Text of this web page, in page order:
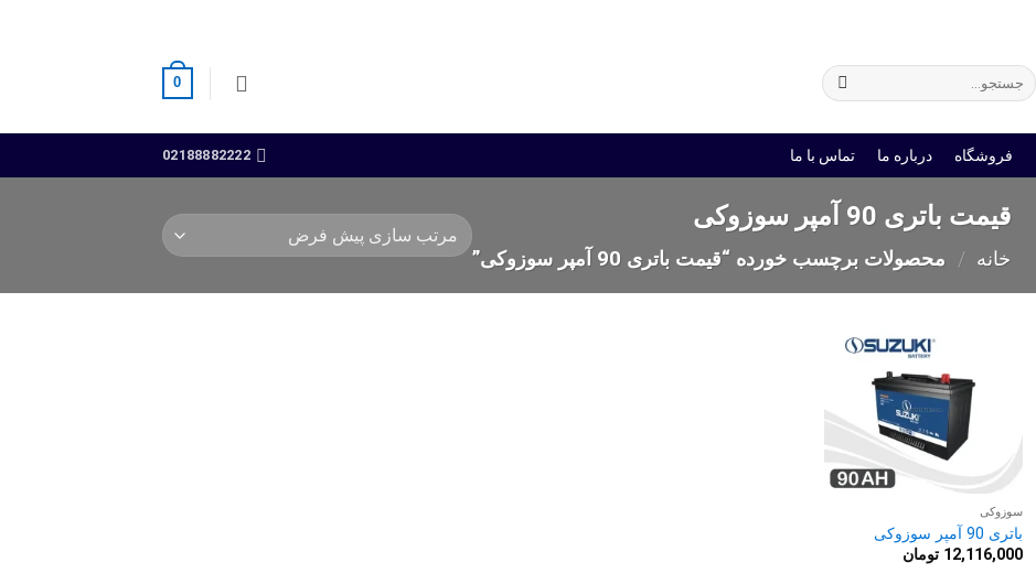
جستجو
برای:
0
فروشگاه درباره ما تماس با ما 02188882222
قیمت باتری 90 آمپر سوزوکی
خانه / محصولات برچسب خورده “قیمت باتری 90 آمپر سوزوکی”
سوزوکی
باتری 90 آمپر سوزوکی
12,116,000 تومان